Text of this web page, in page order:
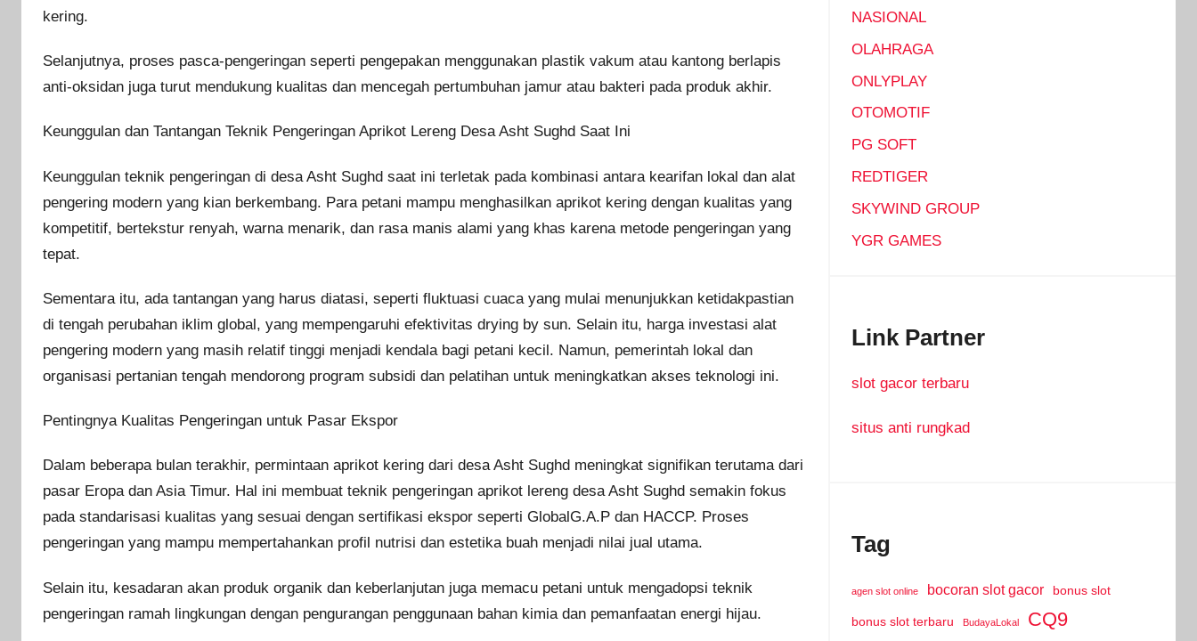
kering.
Selanjutnya, proses pasca-pengeringan seperti pengepakan menggunakan plastik vakum atau kantong berlapis
anti-oksidan juga turut mendukung kualitas dan mencegah pertumbuhan jamur atau bakteri pada produk akhir.
Keunggulan dan Tantangan Teknik Pengeringan Aprikot Lereng Desa Asht Sughd Saat Ini
Keunggulan teknik pengeringan di desa Asht Sughd saat ini terletak pada kombinasi antara kearifan lokal dan alat
pengering modern yang kian berkembang. Para petani mampu menghasilkan aprikot kering dengan kualitas yang
kompetitif, bertekstur renyah, warna menarik, dan rasa manis alami yang khas karena metode pengeringan yang
tepat.
Sementara itu, ada tantangan yang harus diatasi, seperti fluktuasi cuaca yang mulai menunjukkan ketidakpastian
di tengah perubahan iklim global, yang mempengaruhi efektivitas drying by sun. Selain itu, harga investasi alat
pengering modern yang masih relatif tinggi menjadi kendala bagi petani kecil. Namun, pemerintah lokal dan
organisasi pertanian tengah mendorong program subsidi dan pelatihan untuk meningkatkan akses teknologi ini.
Pentingnya Kualitas Pengeringan untuk Pasar Ekspor
Dalam beberapa bulan terakhir, permintaan aprikot kering dari desa Asht Sughd meningkat signifikan terutama dari
pasar Eropa dan Asia Timur. Hal ini membuat teknik pengeringan aprikot lereng desa Asht Sughd semakin fokus
pada standarisasi kualitas yang sesuai dengan sertifikasi ekspor seperti GlobalG.A.P dan HACCP. Proses
pengeringan yang mampu mempertahankan profil nutrisi dan estetika buah menjadi nilai jual utama.
Selain itu, kesadaran akan produk organik dan keberlanjutan juga memacu petani untuk mengadopsi teknik
pengeringan ramah lingkungan dengan pengurangan penggunaan bahan kimia dan pemanfaatan energi hijau.
NASIONAL
OLAHRAGA
ONLYPLAY
OTOMOTIF
PG SOFT
REDTIGER
SKYWIND GROUP
YGR GAMES
Link Partner
slot gacor terbaru
situs anti rungkad
Tag
agen slot online bocoran slot gacor bonus slot
bonus slot terbaru BudayaLokal CQ9